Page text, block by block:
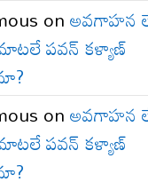
onఅవగాహన
మాటలే పవన్ కళ్యాణ్
onఅవగాహన
మాటలే పవన్ కళ్యాణ్